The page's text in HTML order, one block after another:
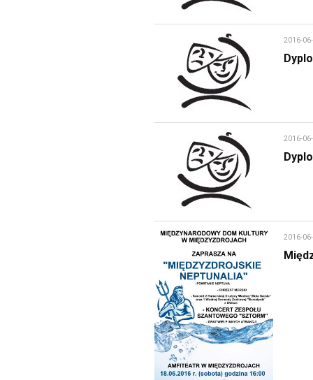
2016-
2016-
2016-